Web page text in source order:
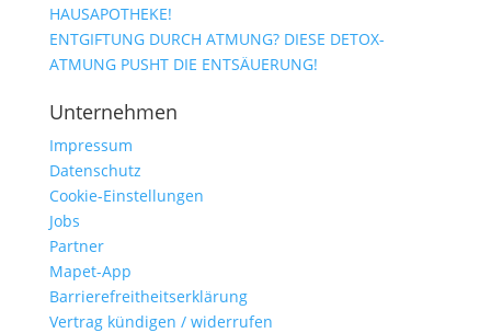
HAUSAPOTHEKE!
ENTGIFTUNG DURCH ATMUNG? DIESE DETOX-
ATMUNG PUSHT DIE ENTSÄUERUNG!
Unternehmen
Impressum
Datenschutz
Cookie-Einstellungen
Jobs
Partner
Mapet-App
Barrierefreitheitserklärung
Vertrag kündigen / widerrufen